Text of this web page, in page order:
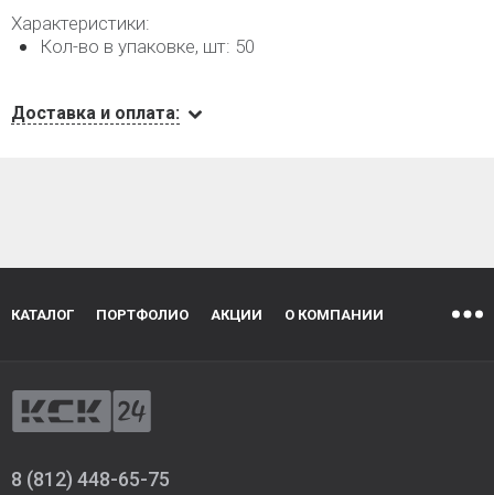
Характеристики:
Кол-во в упаковке, шт: 50
Доставка и оплата:
КАТАЛОГ ПОРТФОЛИО АКЦИИ О КОМПАНИИ
8 (812) 448-65-75